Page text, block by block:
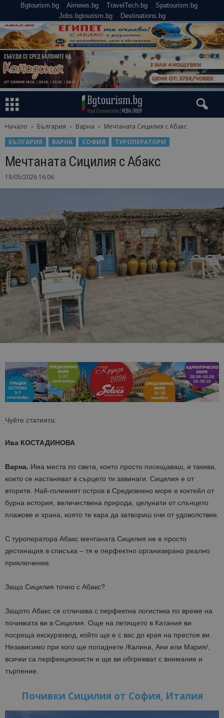
Bgtourism.bg Airnews.bg TravelTech.bg
Spatourism.bg
Jobs.bgtourism.bg
Destinations.bg
Начало България Варна
Мечтаната Сицилия с Абакс
БЪЛГАРИЯ
ВАРНА СОФИЯ ТУРОПЕРАТОРИ
Мечтаната Сицилия с Абакс
18/05/2026 16:06
Чуйте статията:
Ива КОСТАДИНОВА
Варна. Има места по света, които просто посещаваш, и такива,
които се настаняват в сърцето ти завинаги. Сицилия е от
вторите. Най-големият остров в Средиземно море е коктейл от
бурна история, величествена природа, целунати от слънцето
плажове и храна, която те кара да затвориш очи от удоволствие.
С туроператора Абакс мечтаната Сицилия не е просто
дестинация в списъка – тя е перфектно организирано реално
приключение.
Защо Сицилия точно с Абакс?
Защото Абакс се отличава с перфектна логистика по време на
почивката ви в Сицилия. Още на летището в Катания ви
посреща екскурзовод, който ще е с вас до края на престоя ви.
Независимо при кого ще попаднете /Калина, Ани или Мария/,
всички са перфекционисти и ще ви обгрижват с внимание и
търпение.
Почивки Сицилия от София, Италия